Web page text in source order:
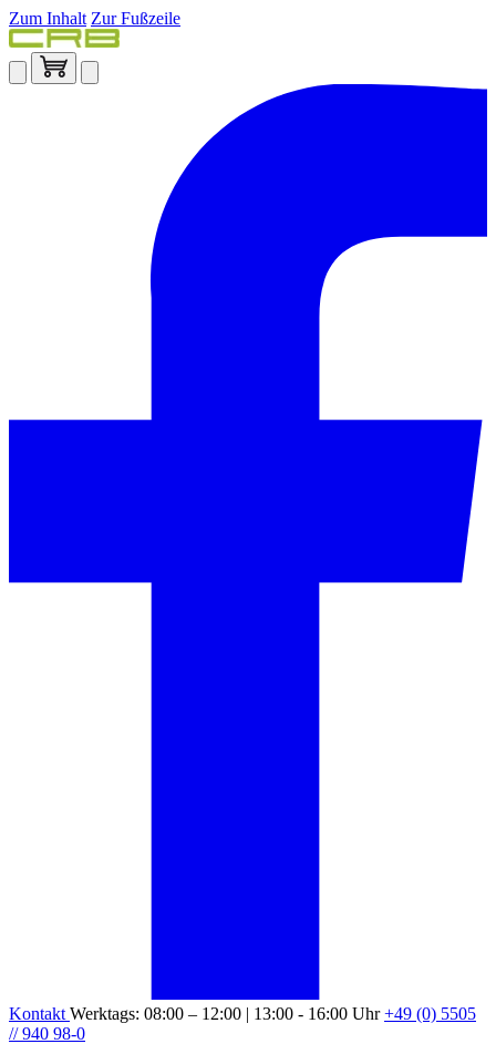
Zum Inhalt Zur Fußzeile
Kontakt Werktags: 08:00 – 12:00 | 13:00 - 16:00 Uhr+49 (0) 5505
// 940 98-0